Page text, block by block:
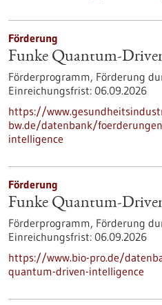
Förderung
Funke Quantum-
Förderprogramm, Förderung
Einreichungsfrist: 06.09.2026
https://
bw.de/datenbank/
intelligence
Förderung
Funke Quantum-
Förderprogramm, Förderung
Einreichungsfrist: 06.09.2026
https://www.bio-pro.de/
quantum-driven-intelligence